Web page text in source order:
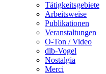
Tätigkeitsgebiete
Arbeitsweise
Publikationen
Veranstaltungen
O-Ton / Video
dlb-Vogel
Nostalgia
Merci